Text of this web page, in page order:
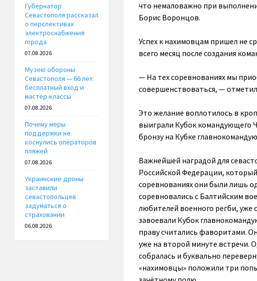
что немаловажно при
Борис Воронцов.
Успех к нахимовцам пришел не
всего месяц после создания
— На тех соревнованиях мы
совершенствоваться, —
Это желание воплотилось в
выиграли Кубок командующего
бронзу на Кубке
Важнейшей наградой для
Российской Федерации,
соревнованиях они были лишь
соревновались с Балтийским
любителей военного регби, уже
завоевали Кубок
праву считались фаворитами.
уже на второй минуте встречи.
собралась и буквально
«нахимовцы» положили три
Губернатор
Севастополя рассказал
о перспективах
электроснабжения
города
07.08.2026
Музею обороны
Севастополя — 66 лет:
бесплатный вход и
мастер-классы
07.08.2026
Почему меры
поддержки не
коснулись операторов
пляжей
07.08.2026
Украинские дроны
заставили
севастопольцев
задуматься о
страховании
06.08.2026